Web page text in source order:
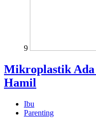
9
Mikroplastik
Hamil
Ibu
Parenting